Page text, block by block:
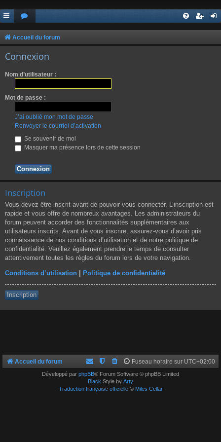
Accueil du forum
Connexion
Nom d’utilisateur :
Mot de passe :
J’ai oublié mon mot de passe
Renvoyer le courriel d’activation
Se souvenir de moi
Masquer ma présence lors de cette session
Inscription
Vous devez être inscrit avant de pouvoir vous connecter. L’inscription est
rapide et vous offre de nombreux avantages. Les administrateurs du
forum peuvent accorder des fonctionnalités supplémentaires aux
utilisateurs inscrits. Avant de vous inscrire, assurez-vous d’avoir pris
connaissance de nos conditions d’utilisation et de notre politique de
confidentialité. Veuillez également prendre le temps de consulter
attentivement toutes les règles du forum lors de votre navigation.
Conditions d’utilisation Politique de confidentialité
Inscription
Accueil du forum Fuseau horaire sur UTC+02:00
Développé par phpBB® Forum Software © phpBB Limited
Black Style by Arty
Traduction française officielle© Miles Cellar